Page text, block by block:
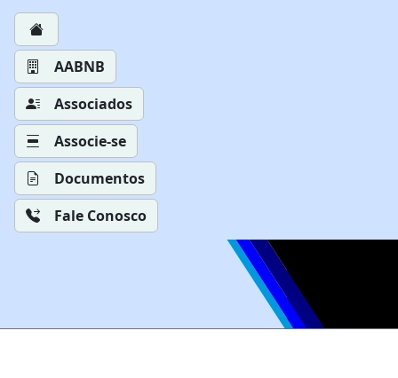
AABNB
Associados
Associe-se
Documentos
Fale Conosco